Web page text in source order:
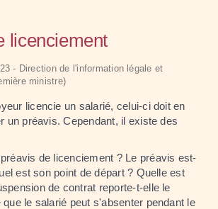
licenciement
- Direction de l'information légale et
ministre)
licencie un salarié, celui-ci doit en
un préavis. Cependant, il existe des
de licenciement ? Le préavis est-
est son point de départ ? Quelle est
de contrat reporte-t-elle le
le salarié peut s'absenter pendant le